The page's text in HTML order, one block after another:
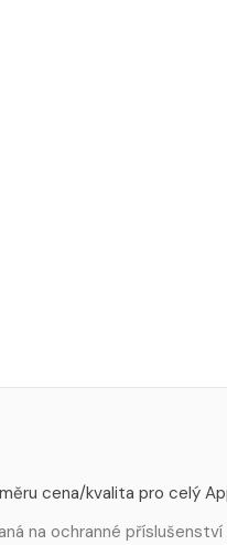
cena/kvalita pro celý
na ochranné